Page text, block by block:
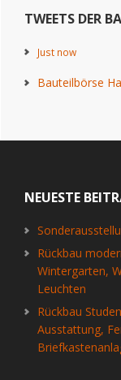
TWEETS DER
Just now
Bauteilbörse
NEUESTE
Rückbau
Wintergarten,
Leuchten
Rückbau
Ausstattung,